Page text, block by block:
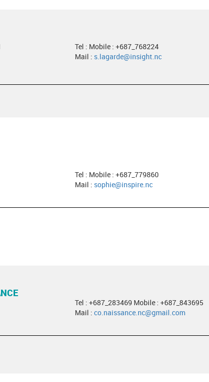
Tel : Mobile : +687_768224
Mail : s.lagarde@insight.nc
Tel : Mobile : +687_779860
Mail : sophie@inspire.nc
Tel : +687_283469 Mobile : +687_843695
Mail : co.naissance.nc@gmail.com